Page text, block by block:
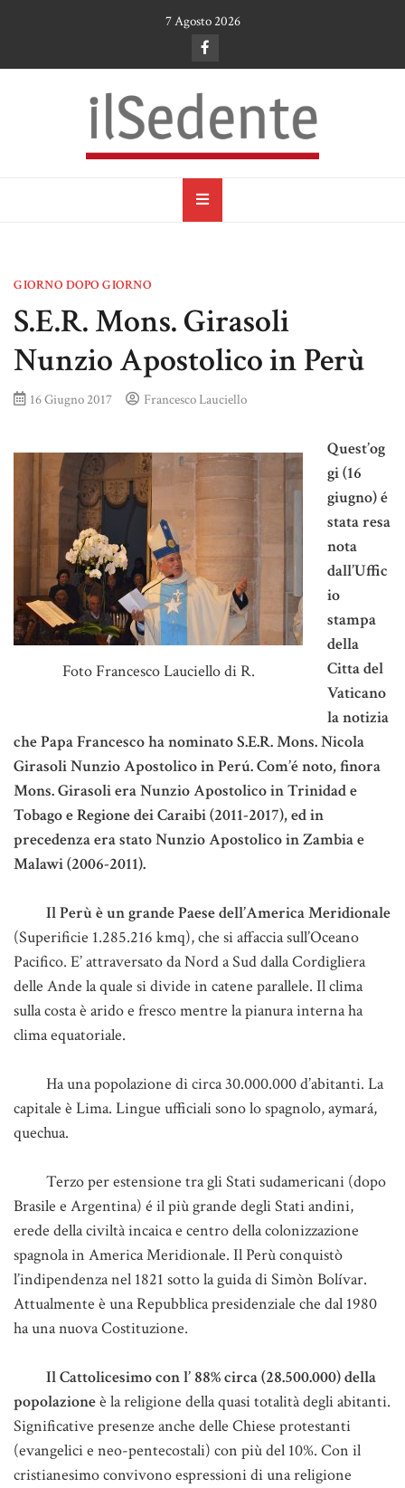
7 Agosto 2026
il Sedente
GIORNO DOPO GIORNO
S.E.R. Mons. Girasoli
Nunzio Apostolico in Perù
16 Giugno 2017 Francesco Lauciello
Foto Francesco Lauciello di R.
Quest’og
gi (16
giugno) é
stata resa
nota
dall’Uffic
io
stampa
della
Citta del
Vaticano
la notizia
che Papa Francesco ha nominato S.E.R. Mons. Nicola
Girasoli Nunzio Apostolico in Perú. Com’é noto, finora
Mons. Girasoli era Nunzio Apostolico in Trinidad e
Tobago e Regione dei Caraibi (2011-2017), ed in
precedenza era stato Nunzio Apostolico in Zambia e
Malawi (2006-2011).
Il Perù è un grande Paese dell’America Meridionale
(Superificie 1.285.216 kmq), che si affaccia sull’Oceano
Pacifico. E’ attraversato da Nord a Sud dalla Cordigliera
delle Ande la quale si divide in catene parallele. Il clima
sulla costa è arido e fresco mentre la pianura interna ha
clima equatoriale.
Ha una popolazione di circa 30.000.000 d’abitanti. La
capitale è Lima. Lingue ufficiali sono lo spagnolo, aymará,
quechua.
Terzo per estensione tra gli Stati sudamericani (dopo
Brasile e Argentina) é il più grande degli Stati andini,
erede della civiltà incaica e centro della colonizzazione
spagnola in America Meridionale. Il Perù conquistò
l’indipendenza nel 1821 sotto la guida di Simòn Bolívar.
Attualmente è una Repubblica presidenziale che dal 1980
ha una nuova Costituzione.
Il Cattolicesimo con l’ 88% circa (28.500.000) della
popolazioneè la religione della quasi totalità degli abitanti.
Significative presenze anche delle Chiese protestanti
(evangelici e neo-pentecostali) con più del 10%. Con il
cristianesimo convivono espressioni di una religione